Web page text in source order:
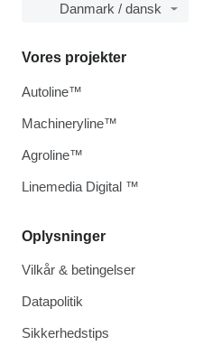
Danmark / dansk
Oplysninger
Vilkår & betingelser
Datapolitik
Sikkerhedstips
Vores projekter
Autoline™
Machineryline™
Agroline™
Linemedia Digital ™